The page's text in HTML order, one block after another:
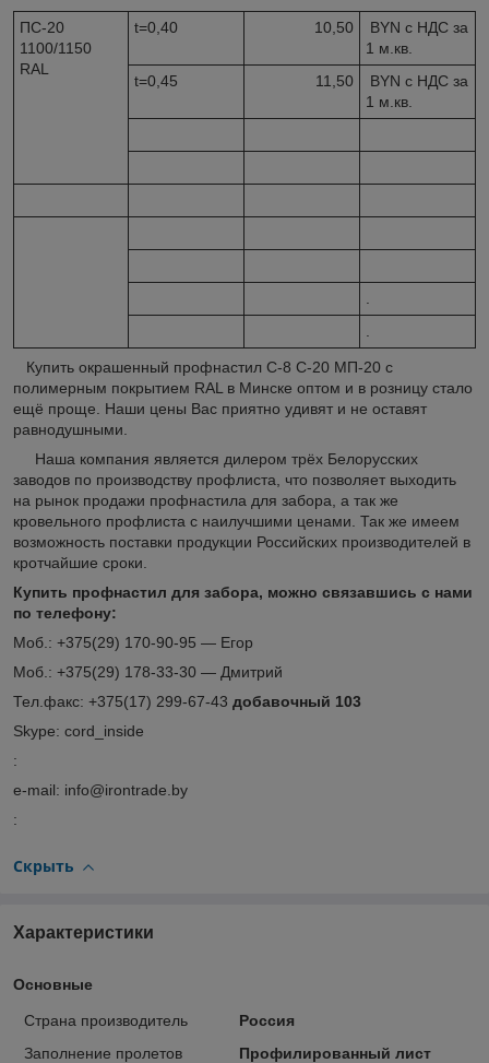
ПС-20
1100/1150
RAL
t=0,40 10,50
BYN с НДС за
1 м.кв.
t=0,45
11,50
BYN с НДС за
1 м.кв.
.
.
Купить окрашенный профнастил С-8 С-20 МП-20 с
полимерным покрытием RAL в Минске оптом и в розницу стало
ещё проще. Наши цены Вас приятно удивят и не оставят
равнодушными.
Наша компания является дилером трёх Белорусских
заводов по производству профлиста, что позволяет выходить
на рынок продажи профнастила для забора, а так же
кровельного профлиста с наилучшими ценами. Так же имеем
возможность поставки продукции Российских производителей в
кротчайшие сроки.
Купить профнастил для забора, можно связавшись с нами
по телефону:
Моб.: +375(29) 170-90-95 ― Егор
Моб.: +375(29) 178-33-30 ― Дмитрий
Тел.факс: +375(17) 299-67-43 добавочный 103
Skype: cord_inside
:
e-mail: info@irontrade.by
:
Скрыть
Характеристики
Основные
Страна производитель
Россия
Заполнение пролетов
Профилированный лист